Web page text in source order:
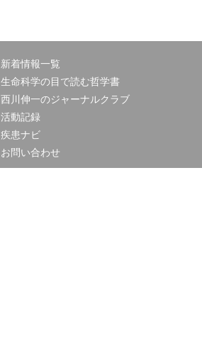
新着情報一覧
生命科学の目で読む哲学書
西川伸一のジャーナルクラブ
活動記録
疾患ナビ
お問い合わせ